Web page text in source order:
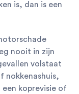
is, dan is een
nooit in zijn
volstaat
nokkenashuis,
koprevisie of